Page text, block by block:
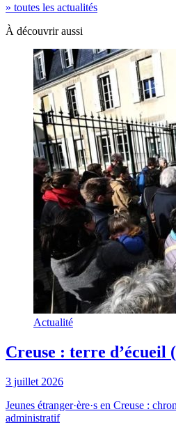
» toutes les actualités
À découvrir aussi
Actualité
Creuse : terre d’écueil
3 juillet 2026
Jeunes étranger·ère·s en Creuse :
administratif